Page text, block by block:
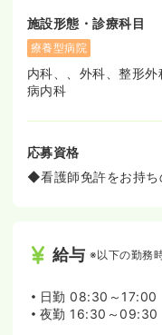
施設形態・診療科目
療養型病院
内科、、外科、整形
病内科
応募資格
◆看護師免許をお持ち
給与 ※以下の勤務
日勤 08:30～17:00
夜勤 16:30～09:30